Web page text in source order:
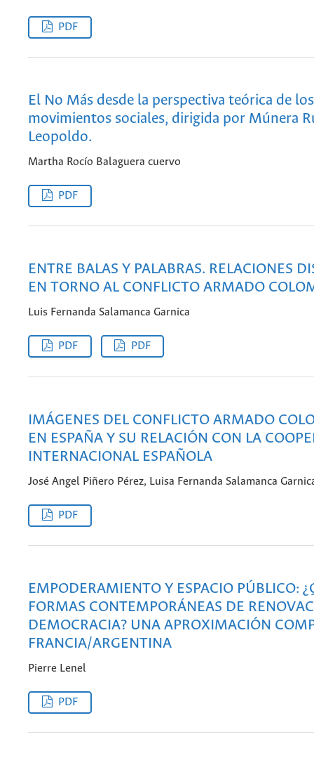
PDF
El No Más desde la perspectiva teórica de los
movimientos sociales, dirigida por Múnera
Leopoldo.
Martha Rocío Balaguera cuervo
PDF
ENTRE BALAS Y PALABRAS. RELACIONES
EN TORNO AL CONFLICTO ARMADO
Luis Fernanda Salamanca Garnica
PDF PDF
IMÁGENES DEL CONFLICTO ARMADO
EN ESPAÑA Y SU RELACIÓN CON LA
INTERNACIONAL ESPAÑOLA
José Angel Piñero Pérez, Luisa Fernanda Salamanca
PDF
EMPODERAMIENTO Y ESPACIO PÚBLICO:
FORMAS CONTEMPORÁNEAS DE
DEMOCRACIA? UNA APROXIMACIÓN
FRANCIA/ARGENTINA
Pierre Lenel
PDF